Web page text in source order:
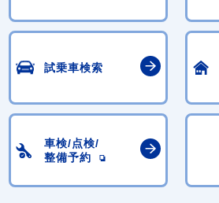
試乗車検索
車検/点検/
整備予約